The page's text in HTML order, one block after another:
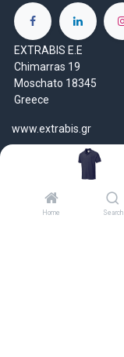
Home Search
EXTRABIS E.E
Chimarras 19
Moschato 18345
Greece
www.extrabis.gr
+30 210 7000 777
gr@extrabis.com